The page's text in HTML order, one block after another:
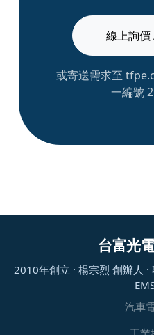
線上詢價
或寄送需求至
一編號
台富光
2010年創立 · 楊宗烈 創辦人 ·
汽車